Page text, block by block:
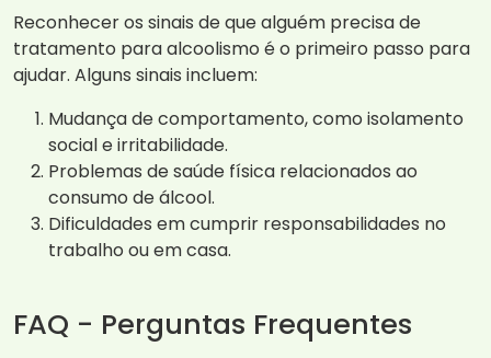
Reconhecer os sinais de que alguém precisa de
tratamento para alcoolismo é o primeiro passo para
ajudar. Alguns sinais incluem:
Mudança de comportamento, como isolamento
social e irritabilidade.
Problemas de saúde física relacionados ao
consumo de álcool.
Dificuldades em cumprir responsabilidades no
trabalho ou em casa.
FAQ - Perguntas Frequentes